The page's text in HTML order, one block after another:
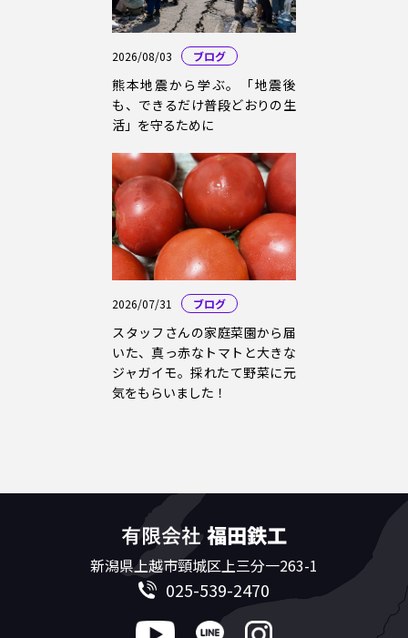
2026/08/03 ブログ
熊本地震から学ぶ。「地震後
も、できるだけ普段どおりの生
活」を守るために
2026/07/31 ブログ
スタッフさんの家庭菜園から届
いた、真っ赤なトマトと大きな
ジャガイモ。採れたて野菜に元
気をもらいました！
新潟県上越市頸城区上三分一263-1
025-539-2470